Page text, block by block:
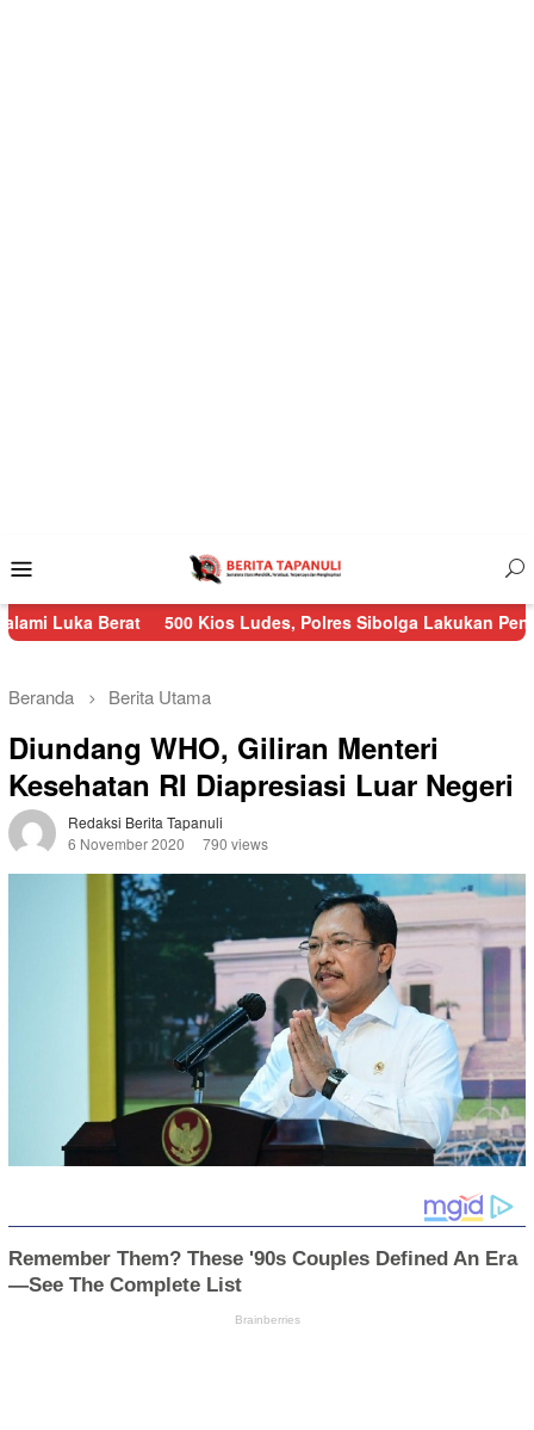
Mobile
500 Kios Ludes, Polres Sibolga Lakukan Pengamanan
Beranda Berita Utama
Diundang WHO, Giliran Menteri
Kesehatan RI Diapresiasi Luar Negeri
Redaksi Berita Tapanuli
6 November 2020
790 views